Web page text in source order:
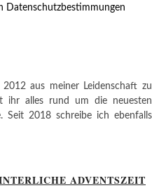
Datenschutzbestimmungen
aus meiner Leidenschaft zu
ihr alles rund um die neuesten
Seit 2018 schreibe ich ebenfalls
ADVENTSZEIT